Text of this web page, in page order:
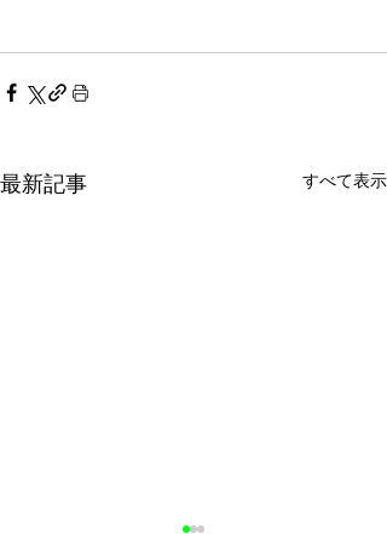
最新記事 すべて表示